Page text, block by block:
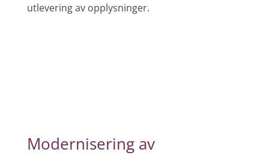
utlevering av opplysninger.
Modernisering av